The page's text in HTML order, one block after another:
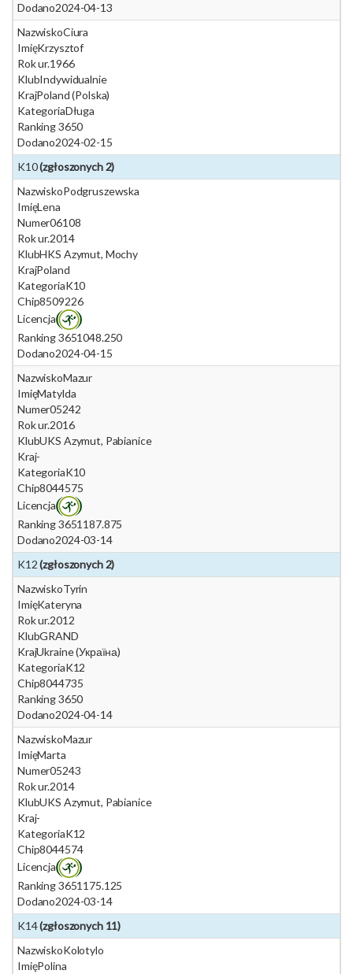
Dodano2024-04-13
NazwiskoCiura
ImięKrzysztof
Rok ur.1966
KlubIndywidualnie
KrajPoland (Polska)
KategoriaDługa
Ranking 3650
Dodano2024-02-15
K10(zgłoszonych 2)
NazwiskoPodgruszewska
ImięLena
Numer06108
Rok ur.2014
KlubHKS Azymut, Mochy
KrajPoland
KategoriaK10
Chip8509226
Licencja
Ranking 3651048.250
Dodano2024-04-15
NazwiskoMazur
ImięMatylda
Numer05242
Rok ur.2016
KlubUKS Azymut, Pabianice
Kraj-
KategoriaK10
Chip8044575
Licencja
Ranking 3651187.875
Dodano2024-03-14
K12(zgłoszonych 2)
NazwiskoTyrin
ImięKateryna
Rok ur.2012
KlubGRAND
KrajUkraine (Україна)
KategoriaK12
Chip8044735
Ranking 3650
Dodano2024-04-14
NazwiskoMazur
ImięMarta
Numer05243
Rok ur.2014
KlubUKS Azymut, Pabianice
Kraj-
KategoriaK12
Chip8044574
Licencja
Ranking 3651175.125
Dodano2024-03-14
K14(zgłoszonych 11)
NazwiskoKolotylo
ImięPolina